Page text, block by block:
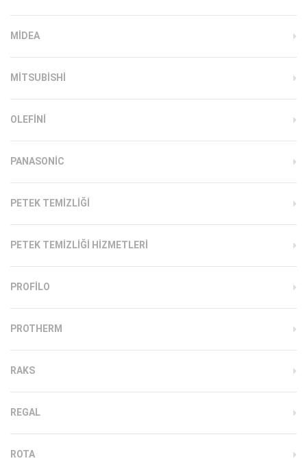
MIDEA
MITSUBISHI
OLEFINI
PANASONIC
PETEK TEMIZLIĞI
PETEK TEMIZLIĞI HIZMETLERI
PROFILO
PROTHERM
RAKS
REGAL
ROTA